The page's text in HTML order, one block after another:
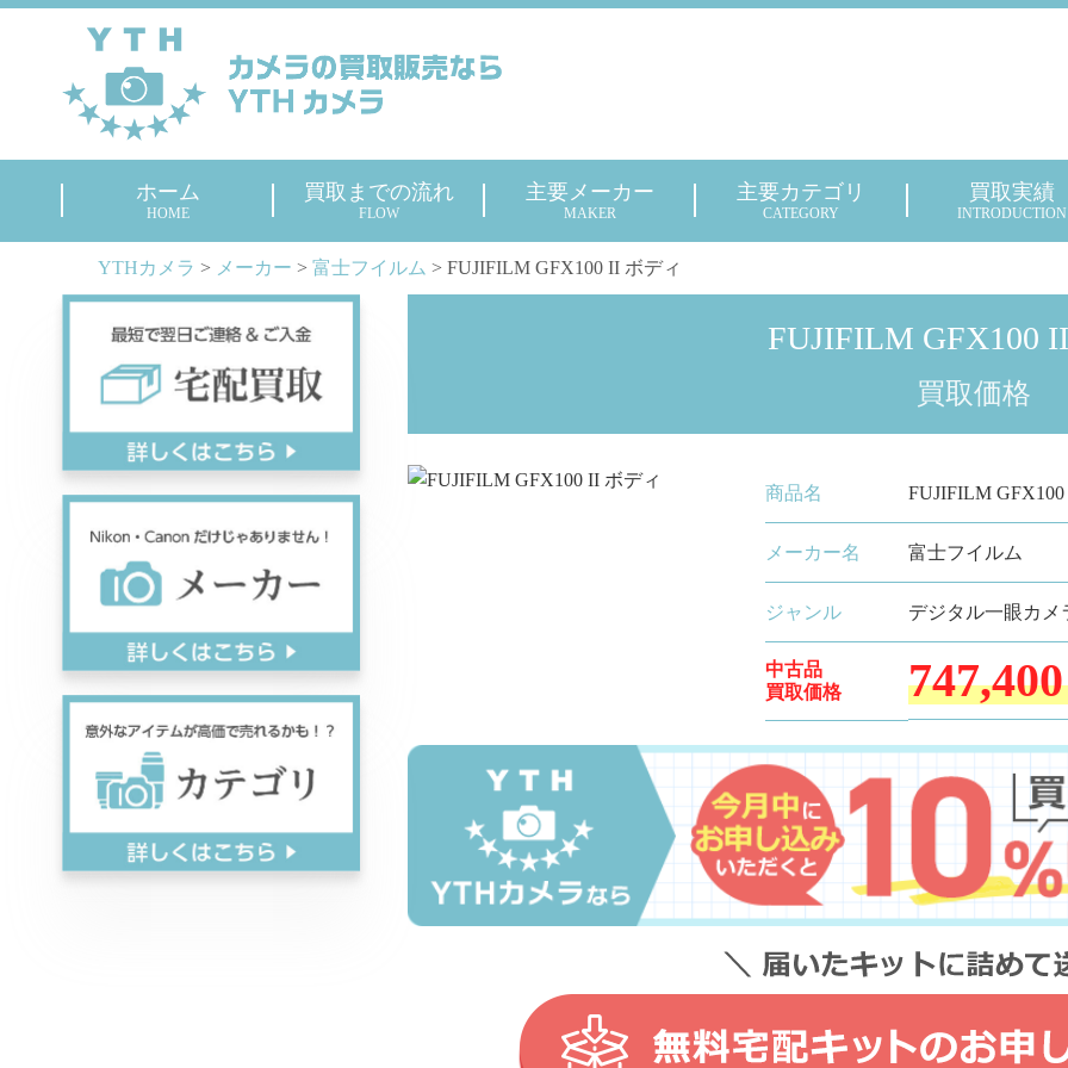
ホーム
HOME
買取までの流れ
FLOW
主要メーカー
MAKER
主要カテゴリ
CATEGORY
買取実績
INTRODUCTION
YTHカメラ > メーカー > 富士フイルム > FUJIFILM GFX100 II ボディ
FUJIFILM GFX100
買取価格
商品名 FUJIFILM
メーカー名 富士フイルム
ジャンル デジタル一眼カメ
中古品
買取価格
747,400